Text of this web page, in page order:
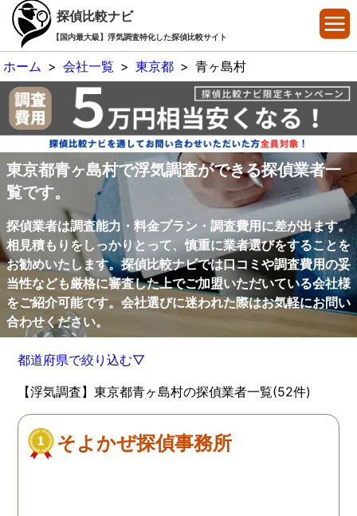
探偵比較ナビ
【国内最大級】浮気調査特化した探偵比較サイト
ホーム > 会社一覧 > 東京都 > 青ヶ島村
東京都青ヶ島村で浮気調査ができる探偵業者一
覧です。
探偵業者は調査能力・料金プラン・調査費用に差が出ます。
相見積もりをしっかりとって、慎重に業者選びをすることを
お勧めいたします。探偵比較ナビでは口コミや調査費用の妥
当性なども厳格に審査した上でご加盟いただいている会社様
をご紹介可能です。会社選びに迷われた際はお気軽にお問い
合わせください。
都道府県で絞り込む▽
【浮気調査】東京都青ヶ島村の探偵業者一覧(52件)
そよかぜ探偵事務所